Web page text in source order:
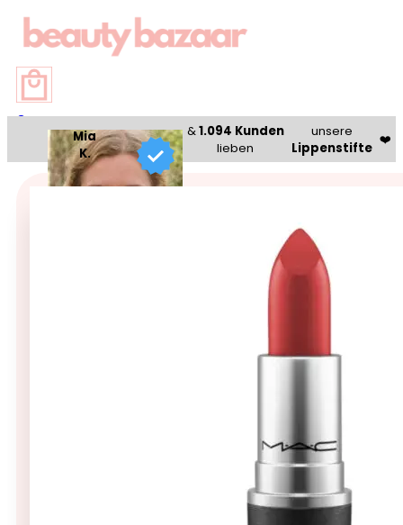
0
Mia
K.
&1.094 Kunden
lieben
unsere
Lippenstifte ❤️
MAC Amplified Creme